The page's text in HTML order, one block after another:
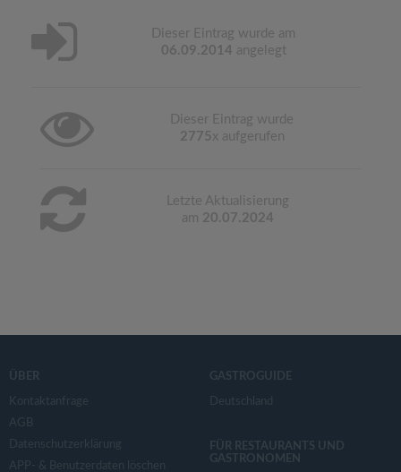
Dieser Eintrag wurde am
06.09.2014 angelegt
Dieser Eintrag wurde
2775 x aufgerufen
Letzte Aktualisierung
am 20.07.2024
ÜBER
Kontaktanfrage
AGB
Datenschutzerklärung
APP- & Benutzerdaten löschen
GASTROGUIDE
Deutschland
FÜR RESTAURANTS UND
GASTRONOMEN